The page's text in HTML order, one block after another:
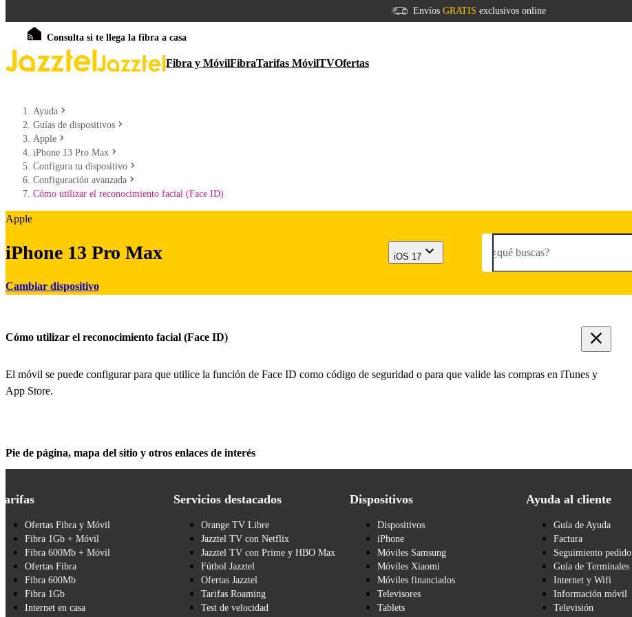
Envíos GRATIS exclusivos online
Consulta si te llega la fibra a casa
Fibra y MóvilFibraTarifas MóvilTVOfertas
Ayuda
Guías de dispositivos
Apple
iPhone 13 Pro Max
Configura tu dispositivo
Configuración avanzada
Cómo utilizar el reconocimiento facial (Face ID)
Apple
iPhone 13 Pro Max
Cambiar dispositivo
iOS 17 ¿qué buscas?
Cómo utilizar el reconocimiento facial (Face ID)
El móvil se puede configurar para que utilice la función de Face ID como código de seguridad o para que valide las compras en iTunes y
App Store.
Pie de página, mapa del sitio y otros enlaces de interés
Ofertas Fibra y Móvil
Fibra 1Gb + Móvil
Fibra 600Mb + Móvil
Ofertas Fibra
Fibra 600Mb
Fibra 1Gb
Internet en casa
Servicios destacados
Orange TV Libre
Jazztel TV con Netflix
Jazztel TV con Prime y HBO Max
Fútbol Jazztel
Ofertas Jazztel
Tarifas Roaming
Test de velocidad
Dispositivos
Dispositivos
iPhone
Móviles Samsung
Móviles Xiaomi
Móviles financiados
Televisores
Tablets
Ayuda al cliente
Guía de Ayuda
Factura
Seguimiento pedido
Guía de Terminales
Internet y Wifi
Información móvil
Televisión